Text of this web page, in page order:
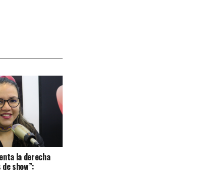
la derecha
show”: